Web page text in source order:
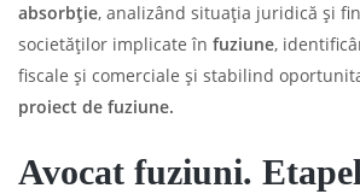
absorbție, analizând situația juridică și
societăților implicate în fuziune,
fiscale și comerciale și stabilind
proiect de fuziune.
Avocat fuziuni.